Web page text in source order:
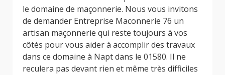
le domaine de maçonnerie. Nous vous invitons
de demander Entreprise Maconnerie 76 un
artisan maçonnerie qui reste toujours à vos
côtés pour vous aider à accomplir des travaux
dans ce domaine à Napt dans le 01580. Il ne
reculera pas devant rien et même très difficiles